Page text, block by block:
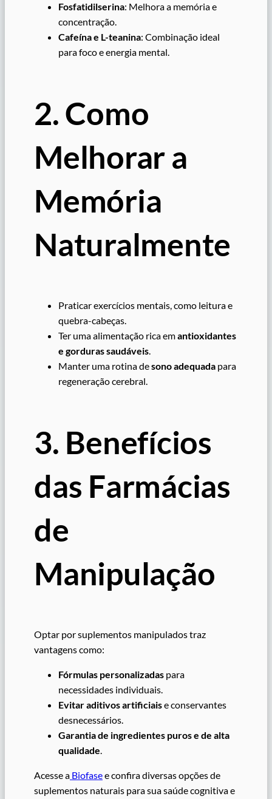
Fosfatidilserina: Melhora a memória e
concentração.
Cafeína e L-teanina: Combinação ideal
para foco e energia mental.
2. Como
Melhorar a
Memória
Naturalmente
Praticar exercícios mentais, como leitura e
quebra-cabeças.
Ter uma alimentação rica emantioxidantes
e gorduras saudáveis.
Manter uma rotina desono adequada para
regeneração cerebral.
3. Benefícios
das Farmácias
de
Manipulação
Optar por suplementos manipulados traz
vantagens como:
Fórmulas personalizadas para
necessidades individuais.
Evitar aditivos artificiaise conservantes
desnecessários.
Garantia de ingredientes puros e de alta
qualidade.
Acesse a Biofasee confira diversas opções de
suplementos naturais para sua saúde cognitiva e